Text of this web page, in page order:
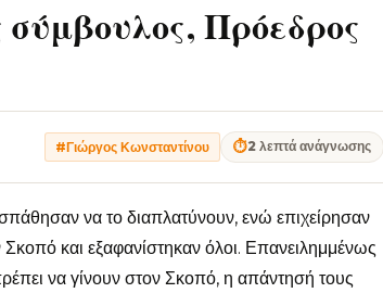
Πρόεδρος
#Γιώργος Κωνσταντίνου ⏱2 λεπτά ανάγνωσης
να το διαπλατύνουν, ενώ επιχείρησαν
και εξαφανίστηκαν όλοι. Επανειλημμένως
να γίνουν στον Σκοπό, η απάντησή τους